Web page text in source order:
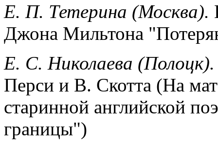
Е. П. Тетерина (Москва).
Джона Мильтона
Е. С. Николаева (Полоцк).
Перси и В. Скотта (На
старинной английской
границы")